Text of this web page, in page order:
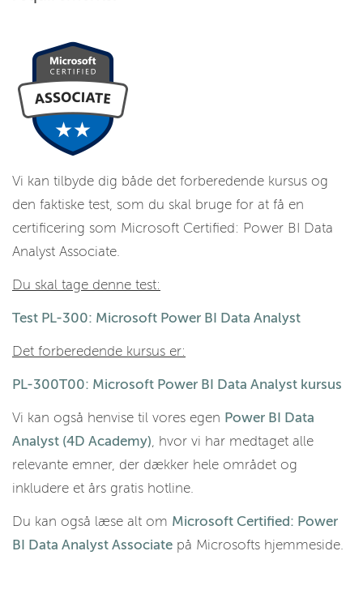
Vi kan tilbyde dig både det forberedende kursus og
den faktiske test, som du skal bruge for at få en
certificering som Microsoft Certified: Power BI Data
Analyst Associate.
Du skal tage denne test:
Test PL-300: Microsoft Power BI Data Analyst
Det forberedende kursus er:
PL-300T00: Microsoft Power BI Data Analyst kursus
Vi kan også henvise til vores egen Power BI Data
Analyst (4D Academy), hvor vi har medtaget alle
relevante emner, der dækker hele området og
inkludere et års gratis hotline.
Du kan også læse alt om Microsoft Certified: Power
BI Data Analyst Associate på Microsofts hjemmeside.